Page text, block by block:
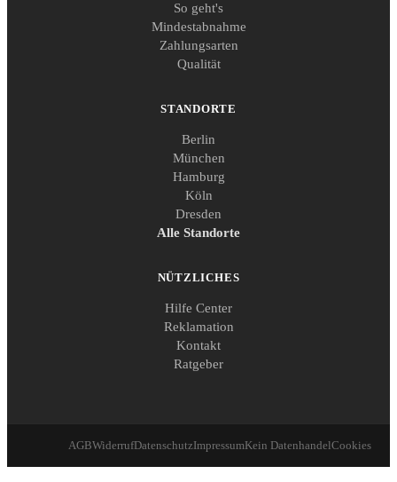
So geht's
Mindestabnahme
Zahlungsarten
Qualität
STANDORTE
Berlin
München
Hamburg
Köln
Dresden
Alle Standorte
NÜTZLICHES
Hilfe Center
Reklamation
Kontakt
Ratgeber
AGBWiderrufDatenschutzImpressumKein DatenhandelCookies